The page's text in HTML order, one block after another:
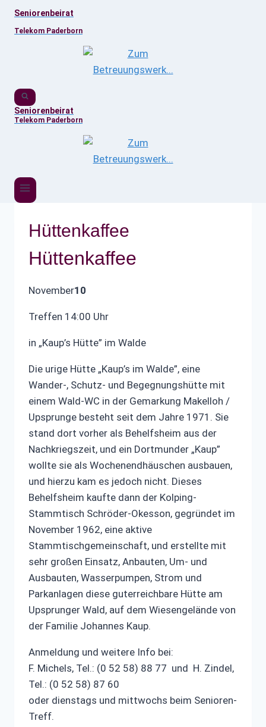
ZumSeniorenbeirat
Telekom Paderborn
Seniorenbeirat
Telekom Paderborn
Hüttenkaffee
Hüttenkaffee
November10
Treffen 14:00 Uhr
in „Kaup’s Hütte” im Walde
Die urige Hütte „Kaup’s im Walde”, eine
Wander-, Schutz- und Begegnungshütte mit
einem Wald-WC in der Gemarkung Makelloh /
Upsprunge besteht seit dem Jahre 1971. Sie
stand dort vorher als Behelfsheim aus der
Nachkriegszeit, und ein Dortmunder „Kaup”
wollte sie als Wochenendhäuschen ausbauen,
und hierzu kam es jedoch nicht. Dieses
Behelfsheim kaufte dann der Kolping-
Stammtisch Schröder-Okesson, gegründet im
November 1962, eine aktive
Stammtischgemeinschaft, und erstellte mit
sehr großen Einsatz, Anbauten, Um- und
Ausbauten, Wasserpumpen, Strom und
Parkanlagen diese guterreichbare Hütte am
Upsprunger Wald, auf dem Wiesengelände von
der Familie Johannes Kaup.
Anmeldung und weitere Info bei:
F. Michels, Tel.: (0 52 58) 88 77 und H. Zindel,
Tel.: (0 52 58) 87 60
oder dienstags und mittwochs beim Senioren-
Treff.